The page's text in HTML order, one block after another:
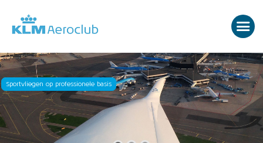
Sportvliegen op professionele basis